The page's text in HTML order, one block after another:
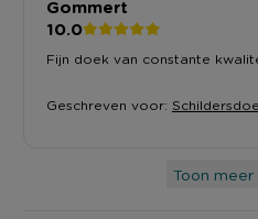
Gommert
10.0
Fijn doek van constante
Geschreven voor:
Toon